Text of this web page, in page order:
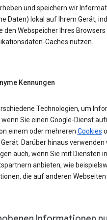
und speichern wir
Daten) lokal auf Ihrem Gerät,
den Webspeicher Ihres
Caches nutzen.
Kennungen
Technologien, um
Sie einen Google-Dienst
einem oder mehreren Cookies
Darüber hinaus verwenden
auch, wenn Sie mit Diensten
anbieten, wie
die auf anderen